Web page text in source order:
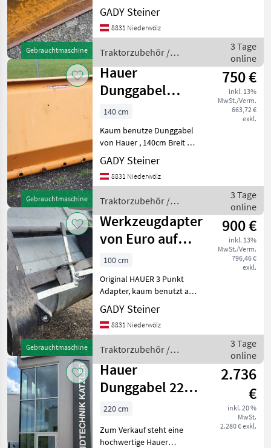
MODELL
Dunggabel
160
Leichtgutschaufel
Palettengabel
Marktplatz Händlerangebote Kleinanzeigen
Gebrauchtmaschine
Aktueller Neupreis 1150.-
Traktorzubehör Frontlader-
Anbaugeräte
GADY Steiner
8831 Niederwölz
Traktorzubehör /
Hauer
3 Tage
online
Gebrauchtmaschine
Hauer
Dunggabel
140cm
750 €
inkl. 13%
MwSt./Verm.
663,72 €
exkl.
140 cm
Kaum benutze Dunggabel
von Hauer , 140cm Breit mit
HAUER Aufnahme ,
Aktueller Neupreis 1300.-
Traktorzubehör Frontlader-
GADY Steiner
8831 Niederwölz
Traktorzubehör /
Hauer
3 Tage
online
Gebrauchtmaschine
Werkzeugdapter
von Euro auf
HAUER
900 €
inkl. 13%
MwSt./Verm.
796,46 €
exkl.
100 cm
Original HAUER 3 Punkt
Adapter, kaum benutzt aus
2025 Akteueller Neupreis
1250.- inkl Traktorzubehör
Frontlader-Anbaugeräte
GADY Steiner
8831 Niederwölz
Traktorzubehör /
Hauer
3 Tage
online
Hauer
Dunggabel 2200
POM-C SWE-B
2.736
€
inkl. 20 %
MwSt.
2.280 € exkl.
220 cm
Zum Verkauf steht eine
hochwertige Hauer